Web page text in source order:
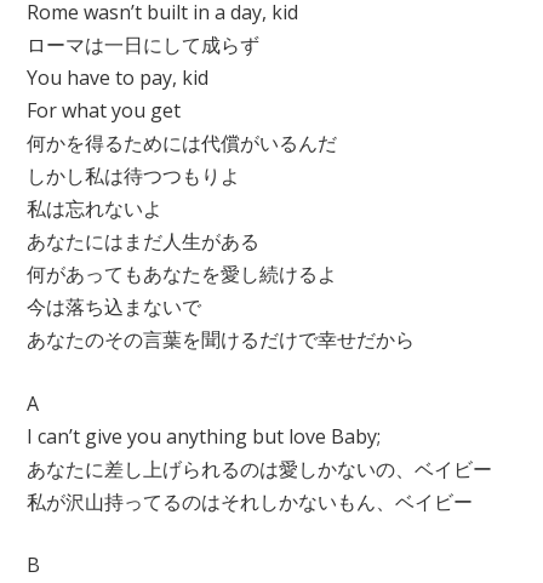
Rome wasn’t built in a day, kid
ローマは一日にして成らず
You have to pay, kid
For what you get
何かを得るためには代償がいるんだ
しかし私は待つつもりよ
私は忘れないよ
あなたにはまだ人生がある
何があってもあなたを愛し続けるよ
今は落ち込まないで
あなたのその言葉を聞けるだけで幸せだから
A
I can’t give you anything but love Baby;
あなたに差し上げられるのは愛しかないの、ベイビー
私が沢山持ってるのはそれしかないもん、ベイビー
B